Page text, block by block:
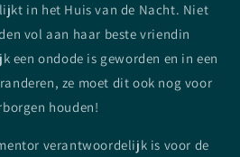
in het Huis van de Nacht. Niet
vol aan haar beste vriendin
een ondode is geworden en in een
ze moet dit ook nog voor
houden!
verantwoordelijk is voor de